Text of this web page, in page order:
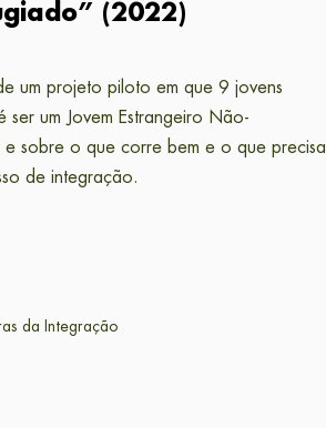
” (2022)
um projeto piloto em que 9 jovens
um Jovem Estrangeiro Não-
e sobre o que corre bem e o que precisa
de integração.
da Integração